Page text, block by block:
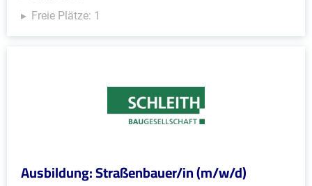
Freie Plätze: 1
Ausbildung: Straßenbauer/in (m/w/d)